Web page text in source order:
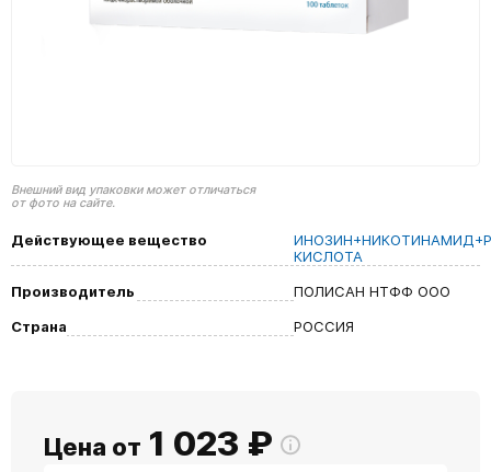
Внешний вид упаковки может отличаться
от фото на сайте.
Действующее вещество
КИСЛОТА
Производитель
ПОЛИСАН НТФФ ООО
Страна
РОССИЯ
Цена от 1 023 ₽